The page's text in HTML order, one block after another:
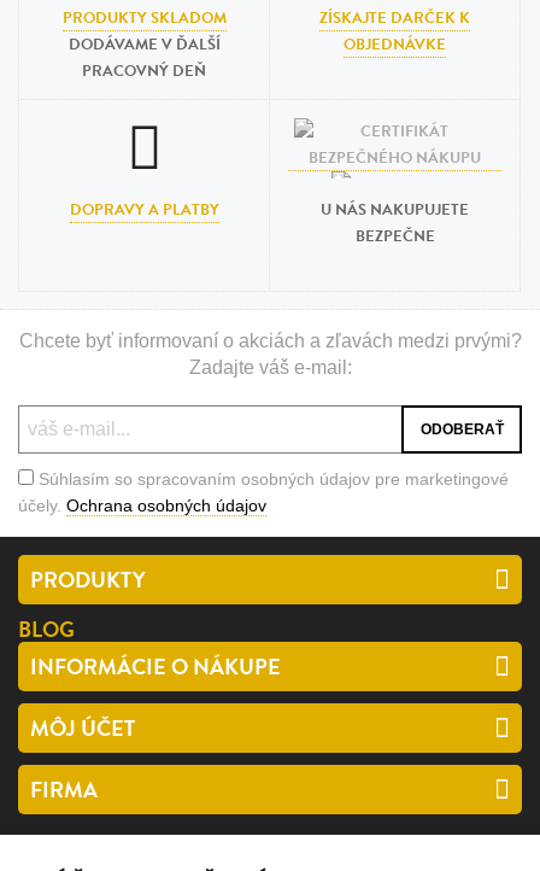
PRODUKTY SKLADOM
DODÁVAME V ĎALŠÍ
PRACOVNÝ DEŇ
ZÍSKAJTE DARČEK K
OBJEDNÁVKE
DOPRAVY A PLATBY
U NÁS NAKUPUJETE
BEZPEČNE
Chcete byť informovaní o akciách a zľavách medzi prvými?
Zadajte váš e-mail:
Súhlasím so spracovaním osobných údajov pre marketingové
účely. Ochrana osobných údajov
PRODUKTY
BLOG
INFORMÁCIE O NÁKUPE
MÔJ ÚČET
FIRMA